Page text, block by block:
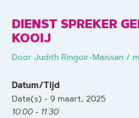
DIENST SPREKER
KOOIJ
Door Judith Ringoir-Maissan /
Datum/Tijd
Date(s) - 9 maart, 2025
10:00 - 11:30